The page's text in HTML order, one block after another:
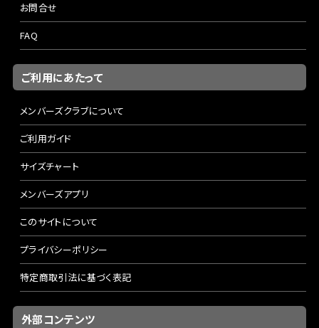
お問合せ
FAQ
ご利用にあたって
メンバーズクラブについて
ご利用ガイド
サイズチャート
メンバーズアプリ
このサイトについて
プライバシーポリシー
特定商取引法に基づく表記
外部コンテンツ